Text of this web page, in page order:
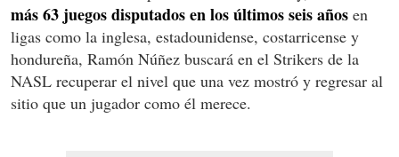
más 63 juegos disputados en los últimos seis años en
ligas como la inglesa, estadounidense, costarricense y
hondureña, Ramón Núñez buscará en el Strikers de la
NASL recuperar el nivel que una vez mostró y regresar al
sitio que un jugador como él merece.